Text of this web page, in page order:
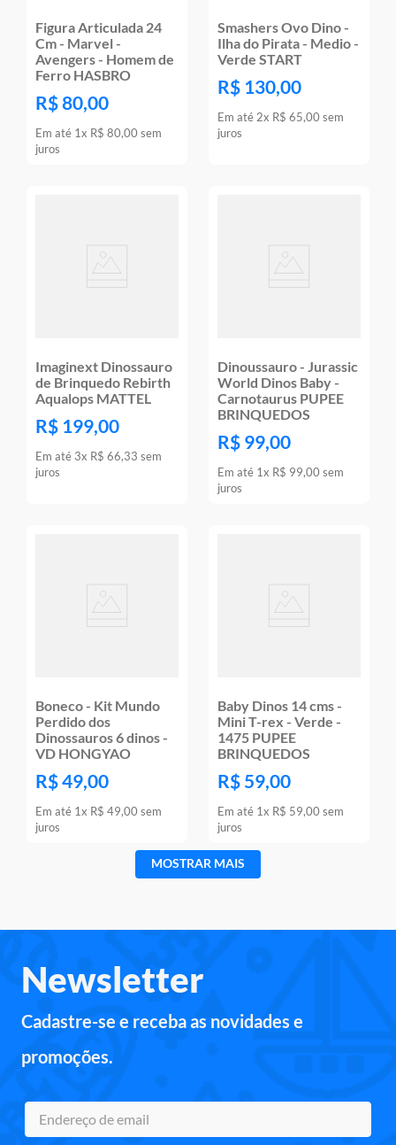
Figura Articulada 24
Cm - Marvel -
Avengers - Homem de
Ferro HASBRO
R$80,00
Em até 1x R$ 80,00 sem
juros
Smashers Ovo Dino -
Ilha do Pirata - Medio -
Verde START
R$ 130,00
Em até 2x R$ 65,00 sem
juros
Imaginext Dinossauro
de Brinquedo Rebirth
Aqualops MATTEL
R$ 199,00
Em até 3x R$ 66,33 sem
juros
Dinoussauro - Jurassic
World Dinos Baby -
Carnotaurus PUPEE
BRINQUEDOS
R$ 99,00
Em até 1x R$ 99,00 sem
juros
Boneco - Kit Mundo
Perdido dos
Dinossauros 6 dinos -
VD HONGYAO
R$49,00
Em até 1x R$ 49,00 sem
juros
Baby Dinos 14 cms -
Mini T-rex - Verde -
1475 PUPEE
BRINQUEDOS
R$ 59,00
Em até 1x R$ 59,00 sem
juros
MOSTRAR MAIS
Newsletter
Cadastre-se e receba as novidades e
promoções.